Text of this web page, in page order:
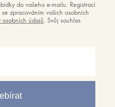
do vašeho e-mailu. Registrací
zpracováním vašich osobních
osobních údajů. Svůj souhlas